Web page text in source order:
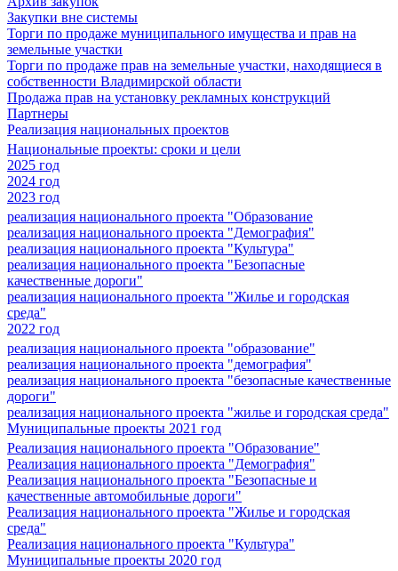
Закупки вне системы
Торги по продаже муниципального имущества и прав на
земельные участки
Торги по продаже прав на земельные участки, находящиеся в
собственности Владимирской области
Продажа прав на установку рекламных конструкций
Партнеры
Реализация национальных проектов
Национальные проекты: сроки и цели
2025 год
2024 год
2023 год
реализация национального проекта "Образование
реализация национального проекта "Демография"
реализация национального проекта "Культура"
реализация национального проекта "Безопасные
качественные дороги"
реализация национального проекта "Жилье и городская
среда"
2022 год
реализация национального проекта "образование"
реализация национального проекта "демография"
реализация национального проекта "безопасные качественные
дороги"
реализация национального проекта "жилье и городская среда"
Муниципальные проекты 2021 год
Реализация национального проекта "Образование"
Реализация национального проекта "Демография"
Реализация национального проекта "Безопасные и
качественные автомобильные дороги"
Реализация национального проекта "Жилье и городская
среда"
Реализация национального проекта "Культура"
Муниципальные проекты 2020 год